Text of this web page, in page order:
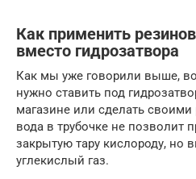
Как применить
вместо гидрозатвора
Как мы уже говорили выше,
нужно ставить под
магазине или сделать
вода в трубочке не позволит
закрытую тару кислороду, но
углекислый газ.